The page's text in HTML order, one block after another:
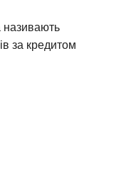
називають
за кредитом